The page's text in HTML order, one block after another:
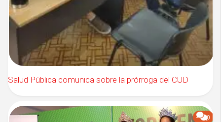
Salud Pública comunica sobre la prórroga del CUD
0